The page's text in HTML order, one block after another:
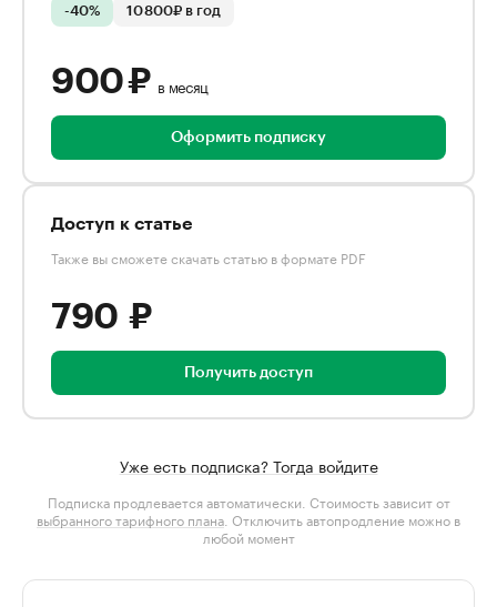
-40% 10 800₽ в год
900 ₽ в месяц
Оформить подписку
Доступ к статье
Также вы сможете скачать статью в формате PDF
790 ₽
Получить доступ
Уже есть подписка? Тогда войдите
Подписка продлевается автоматически. Стоимость зависит от
выбранного тарифного плана . Отключить автопродление можно в
любой момент